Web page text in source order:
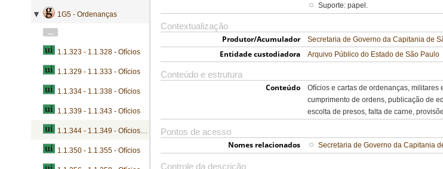
Suporte: papel.
Contextualização
Produtor/Acumulador Secretaria de Governo da Capitania de
Entidade custodiadora Arquivo Público do Estado de São Paulo
Conteúdo e estrutura
Conteúdo
Ofícios e cartas de ordenanças,
cumprimento de ordens, publicação de
escolta de presos, falta de carne,
Pontos de acesso
Nomes relacionados Secretaria de Governo da Capitania
Controle da descrição
1G5 - Ordenanças
...
1.1.323 - 1.1.328 - Ofícios
1.1.329 - 1.1.333 - Ofícios
1.1.334 - 1.1.338 - Ofícios
1.1.339 - 1.1.343 - Ofícios
1.1.344 - 1.1.349 - Ofícios e consultas
1.1.350 - 1.1.355 - Ofícios